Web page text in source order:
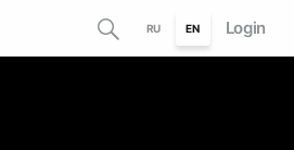
RU EN Login